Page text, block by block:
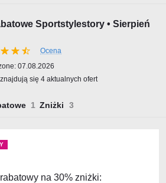
Sportstylestory • Sierpień
Ocena
07.08.2026
się 4 aktualnych ofert
Zniżki
na 30% zniżki: